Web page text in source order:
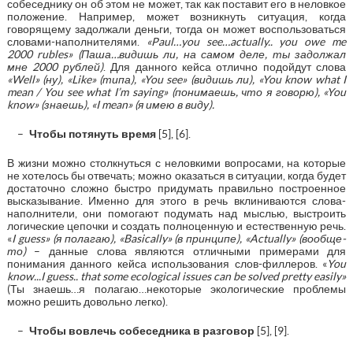
собеседнику он об этом не может, так как поставит его в неловкое
положение. Например, может возникнуть ситуация, когда
говорящему задолжали деньги, тогда он может воспользоваться
словами-наполнителями.
«Paul…you see…actually.. you owe me
2000 rubles» (Паша…видишь ли, на самом деле, ты задолжал
мне 2000 рублей). Для данного кейса отлично подойдут слова
«Well» (ну), «Like» (типа), «You see» (видишь ли), «You know what I
mean / You see what I’m saying» (понимаешь, что я говорю), «You
know» (знаешь), «I mean» (я имею в виду).
Чтобы потянуть время [5], [6].
В жизни можно столкнуться с неловкими вопросами, на которые
не хотелось бы отвечать; можно оказаться в ситуации, когда будет
достаточно сложно быстро придумать правильно построенное
высказывание. Именно для этого в речь вклиниваются слова-
наполнители, они помогают подумать над мыслью, выстроить
логические цепочки и создать полноценную и естественную речь.
«I guess» (я полагаю), «Basically» (в принципе), «Actually» (вообще-
то)– данные слова являются отличными примерами для
понимания данного кейса использования слов-филлеров. «You
know...I guess.. that some ecological issues can be solved pretty easily»
(Ты знаешь…я полагаю…некоторые экологические проблемы
можно решить довольно легко).
Чтобы вовлечь собеседника в разговор [5], [9].